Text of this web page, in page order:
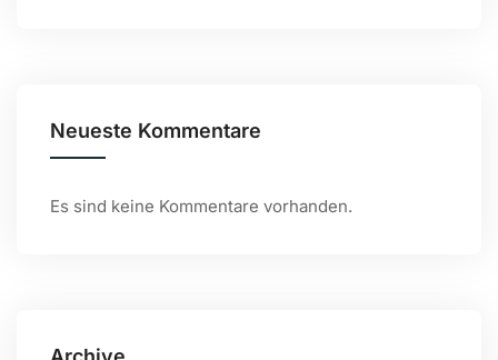
Neueste Kommentare
Es sind keine Kommentare vorhanden.